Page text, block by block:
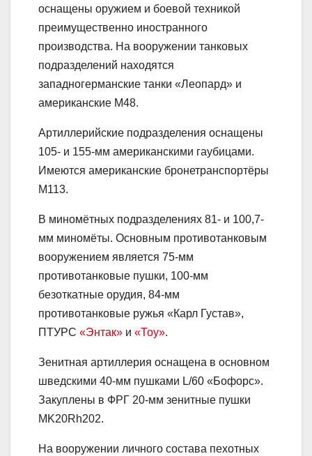
оснащены оружием и боевой техникой
преимущественно иностранного
производства. На вооружении танковых
подразделений находятся
западногерманские танки «Леопард» и
американские М48.
Артиллерийские подразделения оснащены
105- и 155-мм американскими гаубицами.
Имеются американские бронетранспортёры
M113.
В миномётных подразделениях 81- и 100,7-
мм миномёты. Основным противотанковым
вооружением является 75-мм
противотанковые пушки, 100-мм
безоткатные орудия, 84-мм
противотанковые ружья «Карл Густав»,
ПТУPC «Энтак» и «Тоу».
Зенитная артиллерия оснащена в основном
шведскими 40-мм пушками L/60 «Бофорс».
Закуплены в ФРГ 20-мм зенитные пушки
MK20Rh202.
На вооружении личного состава пехотных